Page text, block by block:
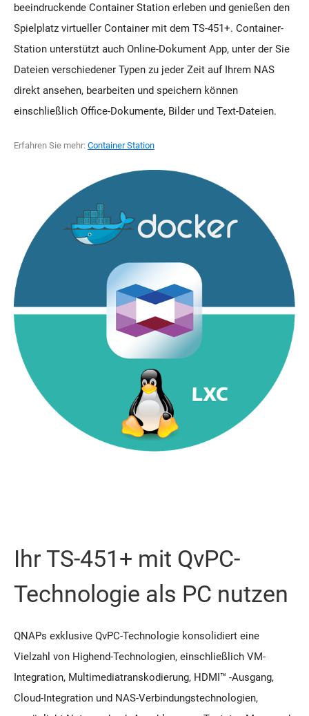
beeindruckende Container Station erleben und genießen den
Spielplatz virtueller Container mit dem TS-451+. Container-
Station unterstützt auch Online-Dokument App, unter der Sie
Dateien verschiedener Typen zu jeder Zeit auf Ihrem NAS
direkt ansehen, bearbeiten und speichern können
einschließlich Office-Dokumente, Bilder und Text-Dateien.
Erfahren Sie mehr: Container Station
Ihr TS-451+ mit QvPC-
Technologie als PC nutzen
QNAPs exklusive QvPC-Technologie konsolidiert eine
Vielzahl von Highend-Technologien, einschließlich VM-
Integration, Multimediatranskodierung, HDMI™ -Ausgang,
Cloud-Integration und NAS-Verbindungstechnologien,